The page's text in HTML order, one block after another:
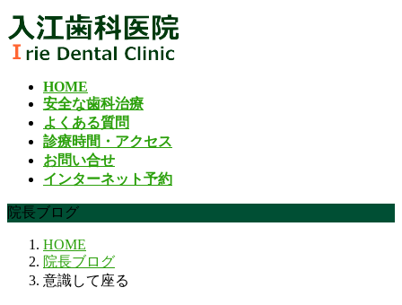
コ
ン
テ
ナ
ビ
ゲ
HOME
安全な歯科治療
よくある質問
診療時間・アクセス
お問い合せ
インターネット予約
院長ブログ
HOME
院長ブログ
意識して座る